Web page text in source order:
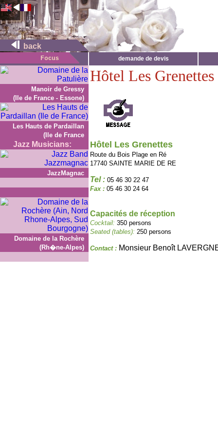
back
demande de devis
Manoir de Gressy
(Ile de France - Essone)
Les Hauts de Pardaillan
(Ile de France
Jazz Musicians:
JazzMagnac
Domaine de la Rochère
(Rh�ne-Alpes)
Hôtel Les Grenettes
Hôtel Les Grenettes
Route du Bois Plage en Ré
17740 SAINTE MARIE DE RE
Tel : 05 46 30 22 47
Fax : 05 46 30 24 64
Capacités de réception
Cocktail: 350 persons
Seated (tables): 250 persons
Contact : Monsieur Benoît